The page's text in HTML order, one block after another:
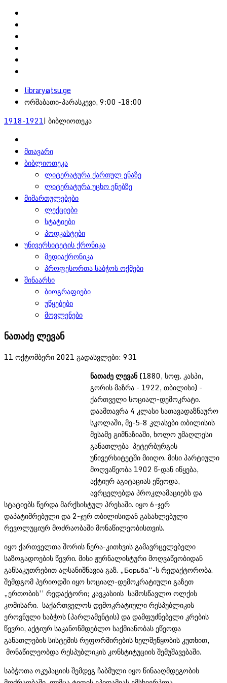
library@tsu.ge
ორშაბათი-პარასკევი, 9:00 -18:00
1918-1921| ბიბლიოთეკა
მთავარი
ბიბლიოთეკა
ლიტერატურა ქართულ ენაზე
ლიტერატურა უცხო ენებზე
მიმართულებები
ლექციები
სტატიები
პოდკასტები
უნივერსიტეტის ქრონიკა
მედიაქრონიკა
პროფესორთა საბჭოს ოქმები
შინაარსი
ბიოგრაფიები
უწყებები
მოვლენები
ნათაძე ლევან
11 ოქტომბერი 2021 გადასვლები: 931
ნათაძელევან (1880, სოფ. კასპი,
გორის მაზრა - 1922, თბილისი) -
ქართველი სოციალ-დემოკრატი.
დაამთავრა 4 კლასი სათავადაზნაურო
სკოლაში, მე-5-8 კლასები თბილისის
მესამე გიმნაზიაში, ხოლო უმაღლესი
განათლება პეტერბურგის
უნივერსიტეტში მიიღო. მისი პარტიული
მოღვაწეობა 1902 წ-დან იწყება,
აქტიურ აგიტაციას ეწეოდა,
ავრცელებდა პროკლამაციებს და
სტატიებს წერდა მარქსისტულ პრესაში. იყო 6-ჯერ
დაპატიმრებული და 2-ჯერ თბილისიდან გასახლებული
რევოლუციურ მოძრაობაში მონაწილეობისთვის.
იყო ქართველთა შორის წერა-კითხვის გამავრცელებელი
საზოგადოების წევრი. მისი ჟურნალისტური მოღვაწეობიდან
განსაკუთრებით აღსანიშნავია გაზ. „Борьба“-ს რედაქტორობა.
შემდგომ პერიოდში იყო სოციალ-დემოკრატიული გაზეთ
„ერთობის’’ რედაქტორი; კავკასიის სამოსწავლო ოლქის
კომისარი. საქართველოს დემოკრატიული რესპუბლიკის
ეროვნული საბჭოს (პარლამენტის) და დამფუძნებელი კრების
წევრი, აქტიურ საკანონმდებლო საქმიანობას ეწეოდა
განათლების სისტემის რეფორმირების ხელშეწყობის კუთხით,
მონაწილეობდა რესპუბლიკის კონსტიტუციის შემუშავებაში.
საბჭოთა ოკუპაციის შემდეგ ჩაბმული იყო წინააღმდეგობის